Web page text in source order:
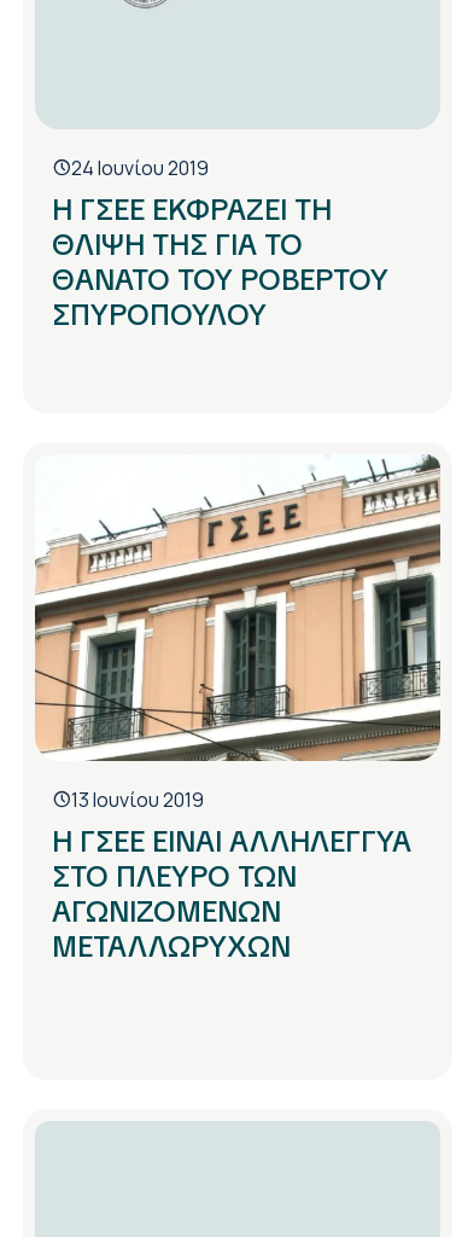
24 Ιουνίου 2019
Η ΓΣΕΕ ΕΚΦΡΑΖΕΙ ΤΗ
ΘΛΙΨΗ ΤΗΣ ΓΙΑ ΤΟ
ΘΑΝΑΤΟ ΤΟΥ ΡΟΒΕΡΤΟΥ
ΣΠΥΡΟΠΟΥΛΟΥ
13 Ιουνίου 2019
Η ΓΣΕΕ ΕΙΝΑΙ ΑΛΛΗΛΕΓΓΥΑ
ΣΤΟ ΠΛΕΥΡΟ ΤΩΝ
ΑΓΩΝΙΖΟΜΕΝΩΝ
ΜΕΤΑΛΛΩΡΥΧΩΝ